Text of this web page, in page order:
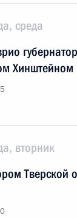
среда
Хинштейном
вторник
Тверской